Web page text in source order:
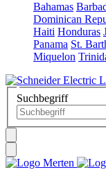
Bahamas
Dominican
Haiti Honduras
Panama St.
Miquelon
Suchbegriff